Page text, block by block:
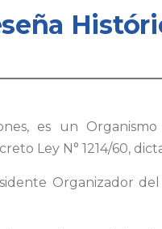
es un
Ley N° 1214/60,
Organizador